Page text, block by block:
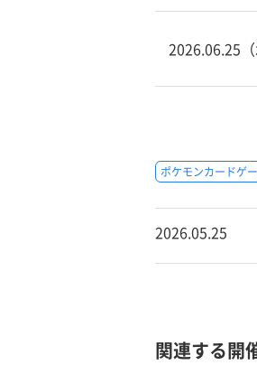
2026.06.25
ポケモンカードゲ
2026.05.25
関連する開